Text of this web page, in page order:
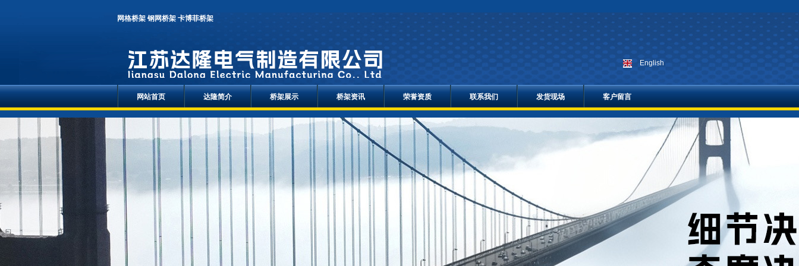
网格桥架 钢网桥架 卡博菲桥架
English
网站首页 达隆简介 桥架展示 桥架资讯 荣誉资质 联系我们 发货现场 客户留言